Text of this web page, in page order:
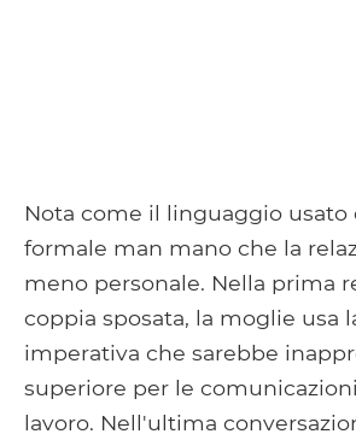
Nota come il linguaggio usato
formale man mano che la
meno personale. Nella prima
coppia sposata, la moglie usa
imperativa che sarebbe
superiore per le
lavoro. Nell'ultima